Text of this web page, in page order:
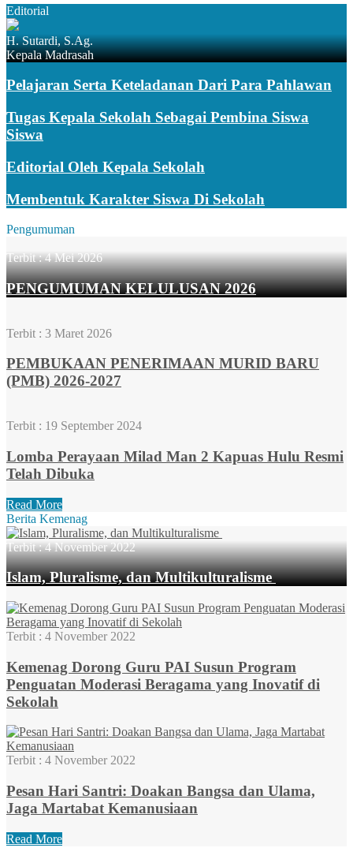
Editorial
H. Sutardi, S.Ag.
Kepala Madrasah
Pelajaran Serta Keteladanan Dari Para Pahlawan
Tugas Kepala Sekolah Sebagai Pembina Siswa
Siswa
Editorial Oleh Kepala Sekolah
Membentuk Karakter Siswa Di Sekolah
Pengumuman
Terbit :4 Mei 2026
PENGUMUMAN KELULUSAN 2026
Terbit : 3 Maret 2026
PEMBUKAAN PENERIMAAN MURID BARU
(PMB) 2026-2027
Terbit : 19 September 2024
Lomba Perayaan Milad Man 2 Kapuas Hulu Resmi
Telah Dibuka
Read More
Berita Kemenag
Terbit :4 November 2022
Islam, Pluralisme, dan Multikulturalisme
Terbit : 4 November 2022
Kemenag Dorong Guru PAI Susun Program
Penguatan Moderasi Beragama yang Inovatif di
Sekolah
Terbit : 4 November 2022
Pesan Hari Santri: Doakan Bangsa dan Ulama,
Jaga Martabat Kemanusiaan
Read More